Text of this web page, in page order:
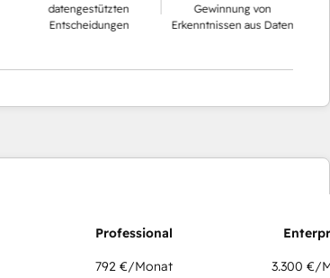
datengestützten
Entscheidungen
Gewinnung von
Erkenntnissen aus Daten
792 €/Monat 3.300 €/